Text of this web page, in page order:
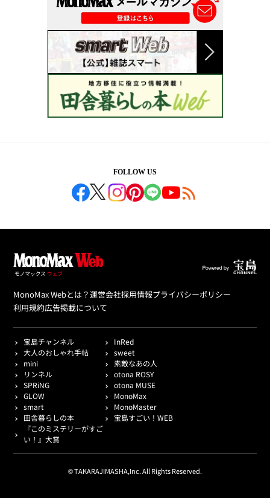
FOLLOW US
MonoMax Webとは？運営会社採用情報プライバシーポリシー
利用規約広告掲載について
宝島チャンネル
InRed
大人のおしゃれ手帖
sweet
mini
素敵なあの人
リンネル
otona ROSY
SPRiNG
otona MUSE
GLOW
MonoMax
smart
MonoMaster
田舎暮らしの本
宝島すごい！WEB
『このミステリーがすご
い！』大賞
© TAKARAJIMASHA,Inc. All Rights Reserved.